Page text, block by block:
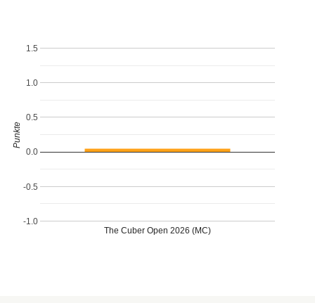
The Cuber Open 2026 (MC)
-1.0
-0.5
0.0
0.5
1.0
1.5
Punkte